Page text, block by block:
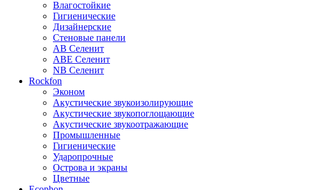
Влагостойкие
Гигиенические
Дизайнерские
Стеновые панели
AB Селенит
ABE Селенит
NB Селенит
Rockfon
Эконом
Акустические звукоизолирующие
Акустические звукопоглощающие
Акустические звукоотражающие
Промышленные
Гигиенические
Ударопрочные
Острова и экраны
Цветные